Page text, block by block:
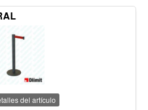
del artículo